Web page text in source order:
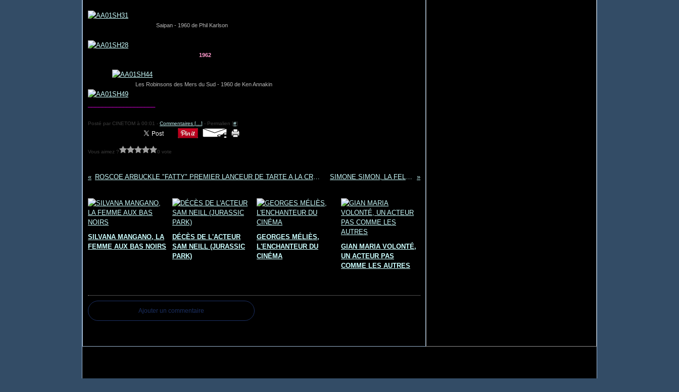
Saipan - 1960 de Phil Karlson
1962
Les Robinsons des Mers du Sud - 1960 de Ken Annakin
Posté par CINETOM à 00:01 - Commentaires [ ] - Permalien [#]
Vous aimez ? 0 vote
ROSCOE ARBUCKLE "FATTY" PREMIER LANCEUR DE TARTE A LA CRÈME ! SIMONE SIMON, LA FELINE
SILVANA MANGANO, LA
FEMME AUX BAS NOIRS
DÉCÈS DE L'ACTEUR
SAM NEILL (JURASSIC
PARK)
GEORGES MÉLIÈS,
L'ENCHANTEUR DU
CINÉMA
GIAN MARIA VOLONTÉ,
UN ACTEUR PAS
COMME LES AUTRES
Ajouter un commentaire